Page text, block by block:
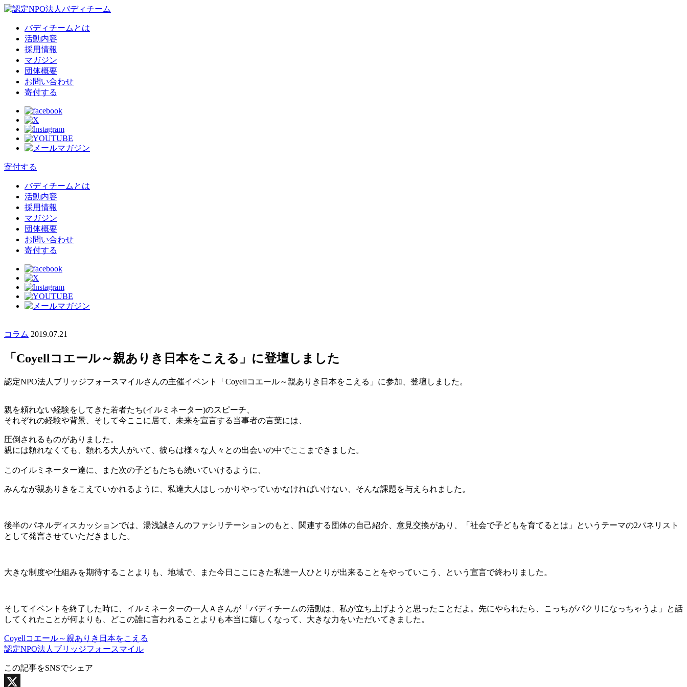
バディチームとは
活動内容
採用情報
マガジン
団体概要
お問い合わせ
寄付する
寄付する
バディチームとは
活動内容
採用情報
マガジン
団体概要
お問い合わせ
寄付する
コラム 2019.07.21
「Coyellコエール～親ありき日本をこえる」に登壇しました
認定NPO法人ブリッジフォースマイルさんの主催イベント「Coyellコエール～親ありき日本をこえる」に参加、登壇しました。
親を頼れない経験をしてきた若者たち(イルミネーター)のスピーチ、
それぞれの経験や背景、そして今ここに居て、未来を宣言する当事者の言葉には、
圧倒されるものがありました。
親には頼れなくても、頼れる大人がいて、彼らは様々な人々との出会いの中でここまできました。
このイルミネーター達に、また次の子どもたちも続いていけるように、
みんなが親ありきをこえていかれるように、私達大人はしっかりやっていかなければいけない、そんな課題を与えられました。
後半のパネルディスカッションでは、湯浅誠さんのファシリテーションのもと、関連する団体の自己紹介、意見交換があり、「社会で子どもを育てるとは」というテーマの2パネリスト
として発言させていただきました。
大きな制度や仕組みを期待することよりも、地域で、また今日ここにきた私達一人ひとりが出来ることをやっていこう、という宣言で終わりました。
そしてイベントを終了した時に、イルミネーターの一人Ａさんが「バディチームの活動は、私が立ち上げようと思ったことだよ。先にやられたら、こっちがパクリになっちゃうよ」と話
してくれたことが何よりも、どこの誰に言われることよりも本当に嬉しくなって、大きな力をいただいてきました。
Coyellコエール～親ありき日本をこえる
認定NPO法人ブリッジフォースマイル
この記事をSNSでシェア